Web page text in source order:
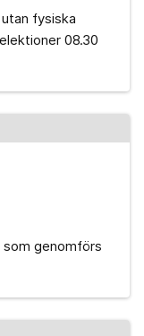
fysiska
08.30
som genomförs